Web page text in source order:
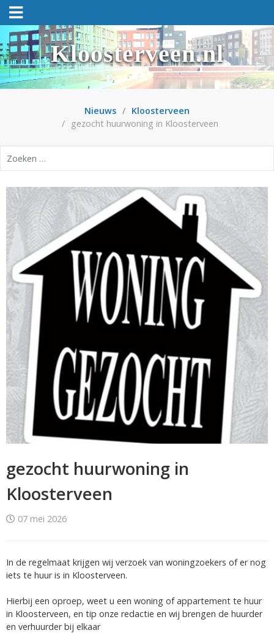
Kloosterveen.nl
Nieuws
Kloosterveen
gezocht huurwoning in Kloosterveen
gezocht huurwoning in
Kloosterveen
07 mei 2026
In de regelmaat krijgen wij verzoek van woningzoekers of er nog
iets te huur is in Kloosterveen.
Hierbij een oproep, weet u een woning of appartement te huur
in Kloosterveen, en tip onze redactie en wij brengen de huurder
en verhuurder bij elkaar